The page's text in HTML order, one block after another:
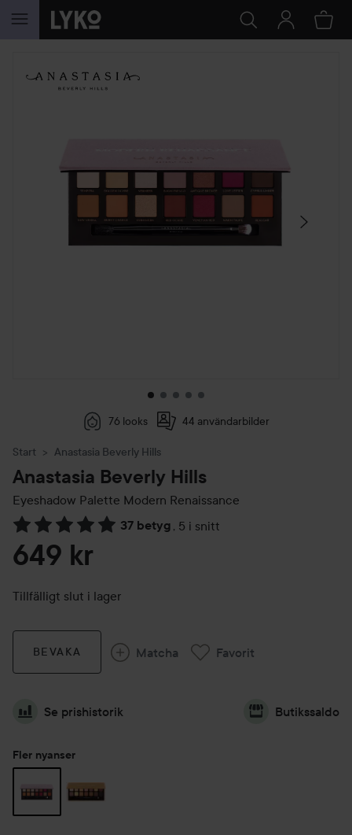
HOPPA TILL INNEHÅLLET
HOPPA ÖVER SEKTIONEN
76 looks 44 användarbilder
Start Anastasia Beverly Hills
Anastasia Beverly Hills
Eyeshadow Palette Modern Renaissance
37 betyg , 5 i snitt
Hoppa till Betyg & kommentarer
649 kr
Tillfälligt slut i lager
BEVAKA Matcha Favorit
Se prishistorik Butikssaldo
Fler nyanser